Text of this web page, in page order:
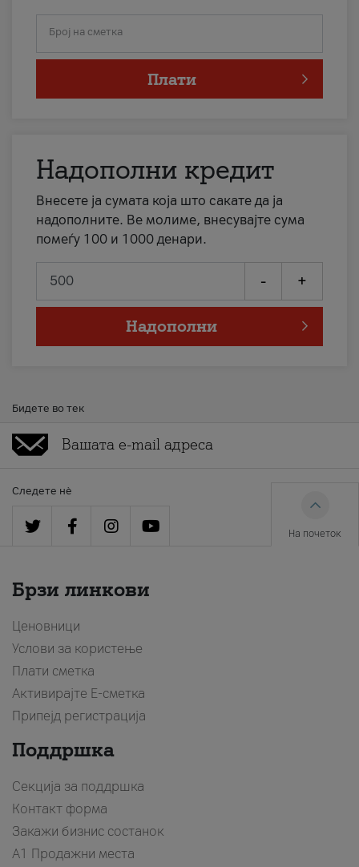
Број на сметка
Плати
Надополни кредит
Внесете ја сумата која што сакате да ја
надополните. Ве молиме, внесувајте сума
помеѓу 100 и 1000 денари.
- +
Надополни
Бидете во тек
Следете нè
На почеток
Брзи линкови
Ценовници
Услови за користење
Плати сметка
Активирајте Е-сметка
Припејд регистрација
Поддршка
Секција за поддршка
Контакт форма
Закажи бизнис состанок
A1 Продажни места